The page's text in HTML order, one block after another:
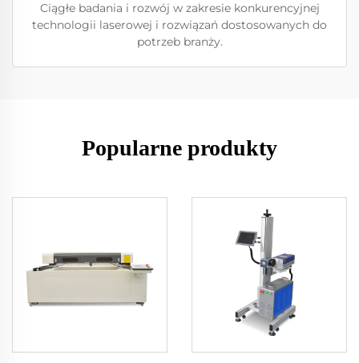
Ciągłe badania i rozwój w zakresie konkurencyjnej
technologii laserowej i rozwiązań dostosowanych do
potrzeb branży.
Popularne produkty